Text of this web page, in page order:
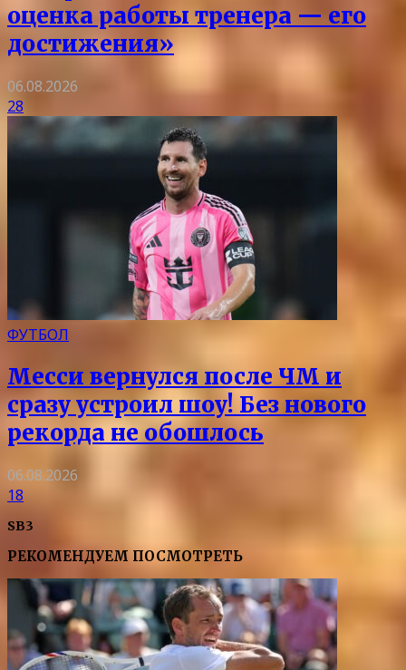
оценка работы тренера — его
достижения»
06.08.2026
28
ФУТБОЛ
Месси вернулся после ЧМ и
сразу устроил шоу! Без нового
рекорда не обошлось
06.08.2026
18
SB3
РЕКОМЕНДУЕМ ПОСМОТРЕТЬ